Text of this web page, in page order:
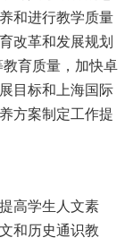
和进行教学质量
改革和发展规划
教育质量，加快卓
目标和上海国际
方案制定工作提
高学生人文素
和历史通识教